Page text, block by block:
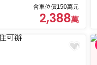
含車位價150萬元
2,388